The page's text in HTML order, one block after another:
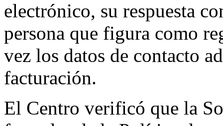
electrónico, su respuesta
persona que figura como
vez los datos de contacto
facturación.
El Centro verificó que la